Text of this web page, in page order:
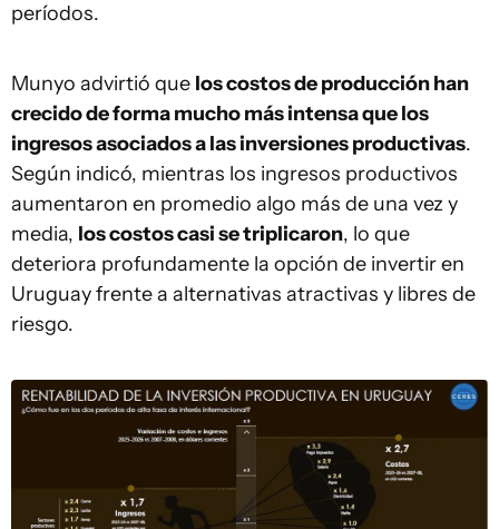
períodos.
Munyo advirtió que los costos de producción han
crecido de forma mucho más intensa que los
ingresos asociados a las inversiones productivas.
Según indicó, mientras los ingresos productivos
aumentaron en promedio algo más de una vez y
media, los costos casi se triplicaron, lo que
deteriora profundamente la opción de invertir en
Uruguay frente a alternativas atractivas y libres de
riesgo.